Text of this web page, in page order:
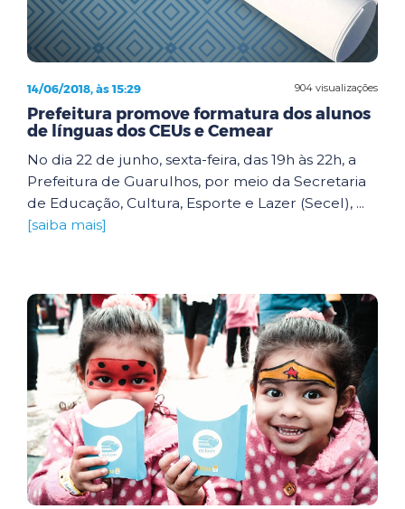
904 visualizações
14/06/2018, às 15:29
Prefeitura promove formatura dos alunos
de línguas dos CEUs e Cemear
No dia 22 de junho, sexta-feira, das 19h às 22h, a
Prefeitura de Guarulhos, por meio da Secretaria
de Educação, Cultura, Esporte e Lazer (Secel), ...
[saiba mais]